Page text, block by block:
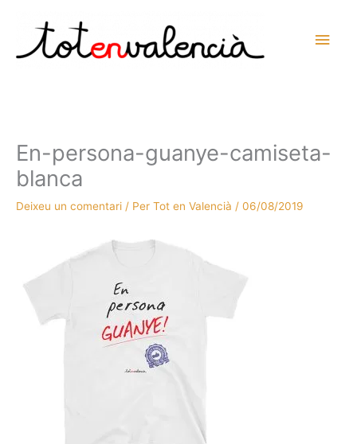
contingut
En-persona-guanye-camiseta-
blanca
Deixeu un comentari / Per Tot en Valencià / 06/08/2019